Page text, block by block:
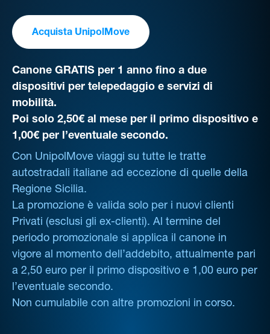
Acquista UnipolMove
Canone GRATIS per 1 anno fino a due
dispositivi per telepedaggio e servizi di
mobilità.
Poi solo 2,50€ al mese per il primo dispositivo e
1,00€ per l’eventuale secondo.
Con UnipolMove viaggi su tutte le tratte
autostradali italiane ad eccezione di quelle della
Regione Sicilia.
La promozione è valida solo per i nuovi clienti
Privati (esclusi gli ex-clienti). Al termine del
periodo promozionale si applica il canone in
vigore al momento dell’addebito, attualmente pari
a 2,50 euro per il primo dispositivo e 1,00 euro per
l’eventuale secondo.
Non cumulabile con altre promozioni in corso.